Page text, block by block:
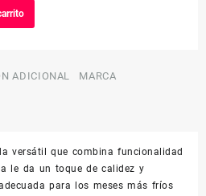
ADICIONAL MARCA
versátil que combina funcionalidad
le da un toque de calidez y
para los meses más fríos